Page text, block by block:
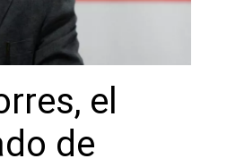
el
de